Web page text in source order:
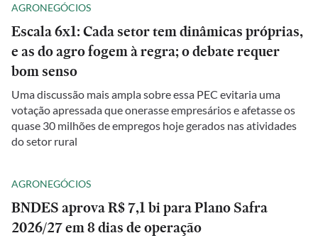
AGRONEGÓCIOS
Escala 6x1: Cada setor tem dinâmicas próprias,
e as do agro fogem à regra; o debate requer
bom senso
Uma discussão mais ampla sobre essa PEC evitaria uma
votação apressada que onerasse empresários e afetasse os
quase 30 milhões de empregos hoje gerados nas atividades
do setor rural
AGRONEGÓCIOS
BNDES aprova R$ 7,1 bi para Plano Safra
2026/27 em 8 dias de operação